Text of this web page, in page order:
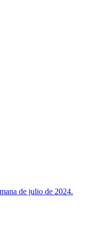
de julio de 2024.